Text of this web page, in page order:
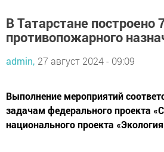
В Татарстане построено
противопожарного
admin, 27 август 2024 - 09:09
Выполнение мероприятий
задачам федерального проекта
национального проекта